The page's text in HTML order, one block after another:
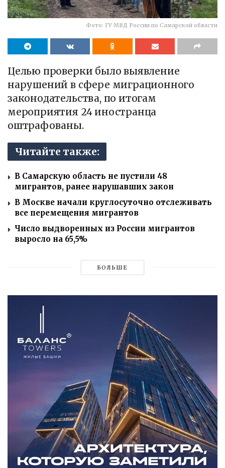
Фото: ГУ МВД России по Самарской области
Целью проверки было выявление
нарушений в сфере миграционного
законодательства, по итогам
мероприятия 24 иностранца
оштрафованы.
Читайте также:
В Самарскую область не пустили 48
мигрантов, ранее нарушавших закон
В Москве начали круглосуточно отслеживать
все перемещения мигрантов
Число выдворенных из России мигрантов
выросло на 65,5%
БОЛЬШЕ